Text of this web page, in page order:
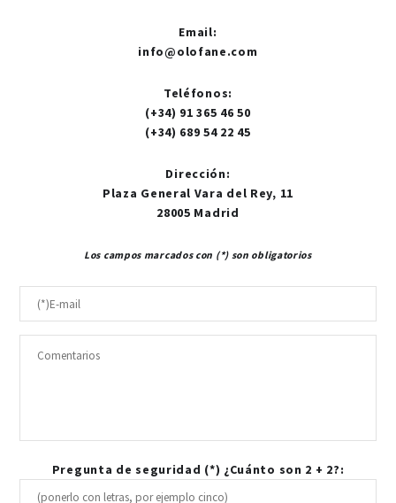
Email:
info@olofane.com
Teléfonos:
(+34) 91 365 46 50
(+34) 689 54 22 45
Dirección:
Plaza General Vara del Rey, 11
28005 Madrid
Los campos marcados con (*) son obligatorios
Pregunta de seguridad (*) ¿Cuánto son 2 + 2?: